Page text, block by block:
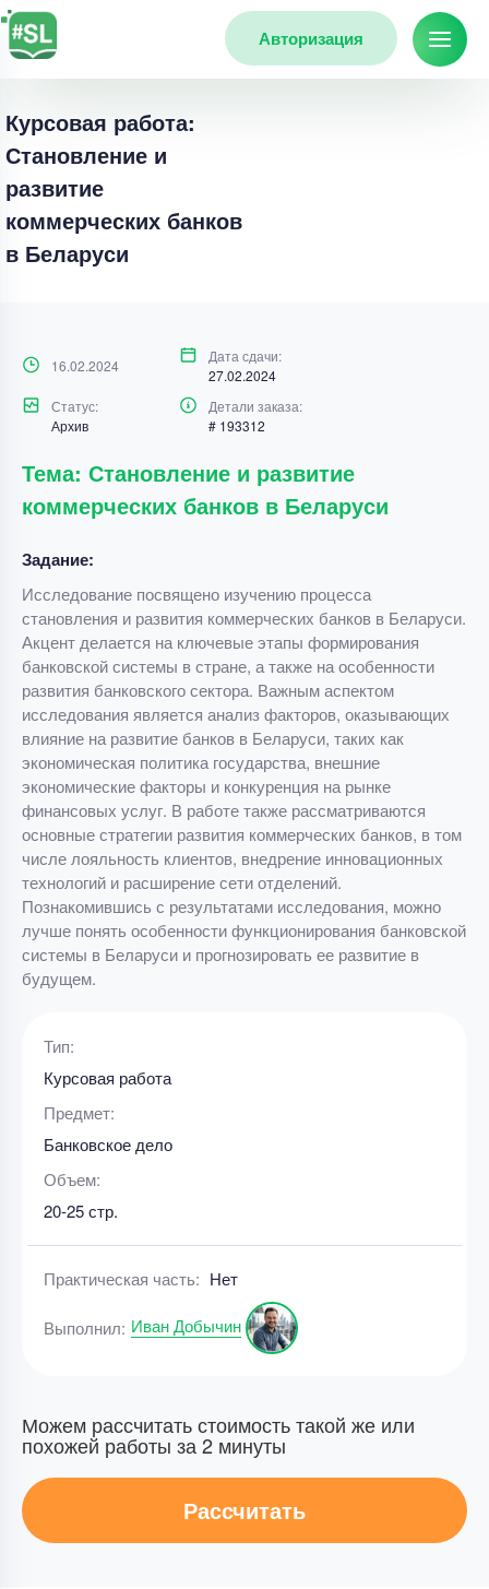
Авторизация
Курсовая работа:
Становление и
развитие
коммерческих банков
в Беларуси
16.02.2024
Дата сдачи:
27.02.2024
Статус:
Архив
Детали заказа:
# 193312
Тема: Становление и развитие
коммерческих банков в Беларуси
Задание:
Исследование посвящено изучению процесса
становления и развития коммерческих банков в Беларуси.
Акцент делается на ключевые этапы формирования
банковской системы в стране, а также на особенности
развития банковского сектора. Важным аспектом
исследования является анализ факторов, оказывающих
влияние на развитие банков в Беларуси, таких как
экономическая политика государства, внешние
экономические факторы и конкуренция на рынке
финансовых услуг. В работе также рассматриваются
основные стратегии развития коммерческих банков, в том
числе лояльность клиентов, внедрение инновационных
технологий и расширение сети отделений.
Познакомившись с результатами исследования, можно
лучше понять особенности функционирования банковской
системы в Беларуси и прогнозировать ее развитие в
будущем.
Тип:
Курсовая работа
Предмет:
Банковское дело
Объем:
20-25 стр.
Практическая часть: Нет
Выполнил: Иван Добычин
Можем рассчитать стоимость такой же или
похожей работы за 2 минуты
Рассчитать